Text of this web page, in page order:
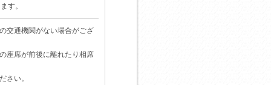
す。
交通機関がない場合がござ
座席が前後に離れたり相席
さい。